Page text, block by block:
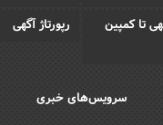
تا کمپین
رپورتاژ آگهی
سرویس‌های خبری